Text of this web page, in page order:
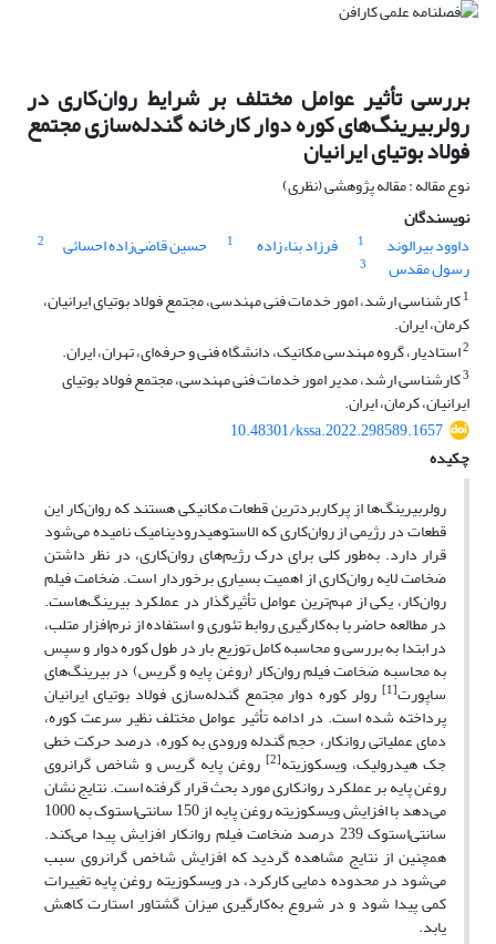
بررسی تأثیر عوامل مختلف بر شرایط روان‌کاری در
رولربیرینگ‌های کوره دوار کارخانه گندله‌سازی مجتمع
فولاد بوتیای ایرانیان
نوع مقاله : مقاله پژوهشی (نظری)
نویسندگان
داوود بیرالوند
1 فرزاد بناء‌زاده 1 حسین قاضی‌زاده احسائی 2
رسول مقدس
3
1کارشناسی ارشد، امور خدمات فنی مهندسی، مجتمع فولاد بوتیای ایرانیان،
کرمان، ایران.
2استادیار، گروه مهندسی مکانیک، دانشگاه فنی و حرفه‌ای، تهران، ایران.
3کارشناسی ارشد، مدیر امور خدمات فنی مهندسی، مجتمع فولاد بوتیای
ایرانیان، کرمان، ایران.
10.48301/kssa.2022.298589.1657
چکیده
رولربیرینگ‌ها از پرکاربردترین قطعات مکانیکی هستند که روان‌کار این
قطعات در رژیمی از روان‌کاری که الاستوهیدرودینامیک نامیده می‌شود
قرار دارد. به‌طور کلی برای درک رژیم‌های روان‌کاری، در نظر داشتن
ضخامت لایه روان‌کاری از اهمیت بسیاری برخوردار است. ضخامت فیلم
روان‌کار، یکی از مهم‌ترین عوامل تأثیرگذار در عملکرد بیرینگ‌هاست.
در مطالعه حاضر با به‌کارگیری روابط تئوری و استفاده از نرم‌افزار متلب،
در ابتدا به بررسی و محاسبه کامل توزیع بار در طول کوره دوار و سپس
به محاسبه ضخامت فیلم روان‌کار (روغن پایه و گریس) در بیرینگ‌های
ساپورت[1] رولر کوره دوار مجتمع گندله‌سازی فولاد بوتیای ایرانیان
پرداخته شده است. در ادامه تأثیر عوامل مختلف نظیر سرعت کوره،
دمای عملیاتی روانکار، حجم گندله ورودی به کوره، درصد حرکت خطی
جک هیدرولیک، ویسکوزیته[2] روغن پایه گریس و شاخص گرانروی
روغن پایه بر عملکرد روانکاری مورد بحث قرار گرفته است. نتایج نشان
می‌دهد با افزایش ویسکوزیته روغن پایه از 150 سانتی‌استوک به 1000
سانتی‌استوک 239 درصد ضخامت فیلم روانکار افزایش پیدا می‌کند.
همچنین از نتایج مشاهده گردید که افزایش شاخص گرانروی سبب
می‌شود در محدوده دمایی کارکرد، در ویسکوزیته روغن پایه تغییرات
کمی پیدا شود و در شروع به‌کارگیری میزان گشتاور استارت کاهش
یابد.